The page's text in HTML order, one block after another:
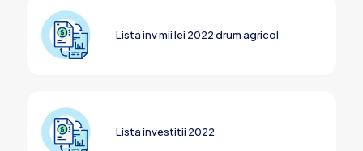
Lista inv mii lei 2022 drum agricol
Lista investitii 2022